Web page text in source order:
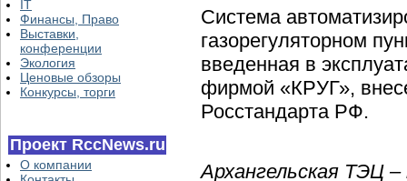
IT
Финансы, Право
Выставки,
конференции
Экология
Ценовые обзоры
Конкурсы, торги
Проект RccNews.ru
О компании
Система
газорегуляторном
введенная в
фирмой «КРУГ»,
Росстандарта РФ.
Архангельская ТЭЦ